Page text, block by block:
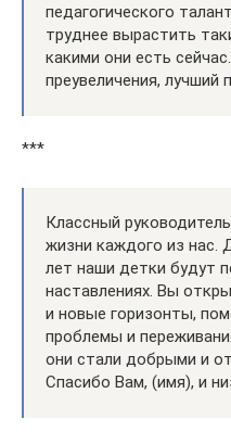
педагогического
труднее вырастить
какими они есть
преувеличения, лучший
***
Классный
жизни каждого из нас.
лет наши детки будут
наставлениях. Вы
и новые горизонты,
проблемы и
они стали добрыми и
Спасибо Вам, (имя), и